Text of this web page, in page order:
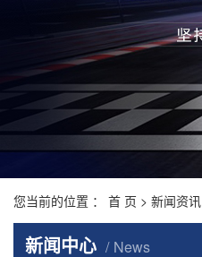
您当前的位置 ： 首 页 > 新闻资讯
新闻中心 News